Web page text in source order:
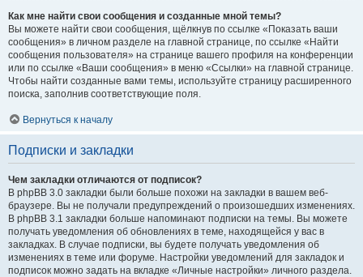
Как мне найти свои сообщения и созданные мной темы?
Вы можете найти свои сообщения, щёлкнув по ссылке «Показать ваши
сообщения» в личном разделе на главной странице, по ссылке «Найти
сообщения пользователя» на странице вашего профиля на конференции
или по ссылке «Ваши сообщения» в меню «Ссылки» на главной странице.
Чтобы найти созданные вами темы, используйте страницу расширенного
поиска, заполнив соответствующие поля.
Вернуться к началу
Подписки и закладки
Чем закладки отличаются от подписок?
В phpBB 3.0 закладки были больше похожи на закладки в вашем веб-
браузере. Вы не получали предупреждений о произошедших изменениях.
В phpBB 3.1 закладки больше напоминают подписки на темы. Вы можете
получать уведомления об обновлениях в теме, находящейся у вас в
закладках. В случае подписки, вы будете получать уведомления об
изменениях в теме или форуме. Настройки уведомлений для закладок и
подписок можно задать на вкладке «Личные настройки» личного раздела.